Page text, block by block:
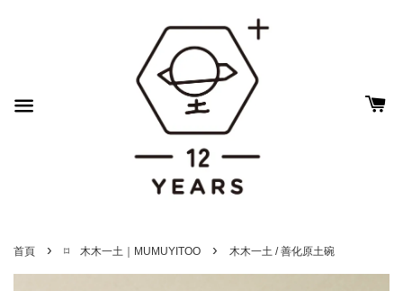
首頁 › ⌑ 木木一土｜MUMUYITOO › 木木一土 / 善化原土碗